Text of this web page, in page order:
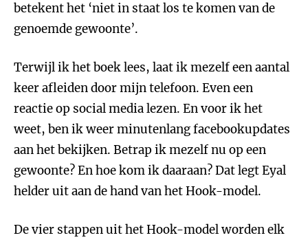
betekent het ‘niet in staat los te komen van de
genoemde gewoonte’.
Terwijl ik het boek lees, laat ik mezelf een aantal
keer afleiden door mijn telefoon. Even een
reactie op social media lezen. En voor ik het
weet, ben ik weer minutenlang facebookupdates
aan het bekijken. Betrap ik mezelf nu op een
gewoonte? En hoe kom ik daaraan? Dat legt Eyal
helder uit aan de hand van het Hook-model.
De vier stappen uit het Hook-model worden elk